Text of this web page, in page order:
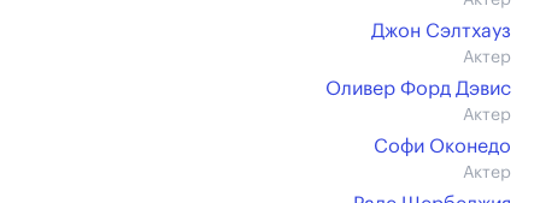
Джон Сэлтхауз
Актер
Оливер Форд Дэвис
Актер
Софи Оконедо
Актер